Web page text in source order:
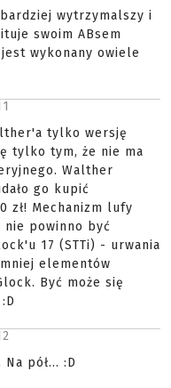
wytrzymalszy i
swoim ABsem
wykonany owiele
tylko wersję
tylko tym, że nie ma
Walther
go kupić
zł! Mechanizm lufy
powinno być
17 (STTi) - urwania
elementów
Być może się
pół... :D